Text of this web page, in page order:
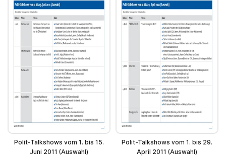
Polit-Talkshows vom 1. bis 15.
Juni 2011 (Auswahl)
Polit-Talkshows vom 1. bis 29.
April 2011 (Auswahl)